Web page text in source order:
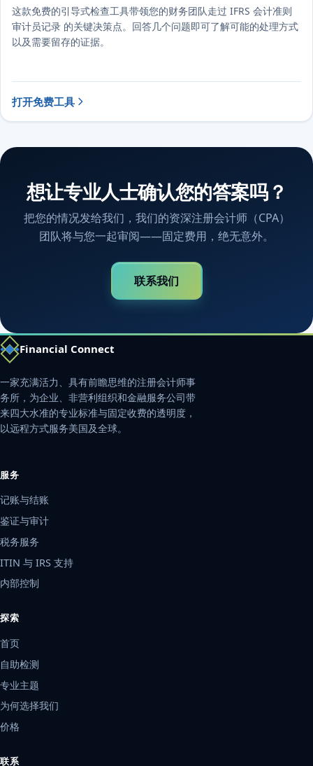
这款免费的引导式检查工具带领您的财务团队走过 IFRS 会计准则
审计员记录 的关键决策点。回答几个问题即可了解可能的处理方式
以及需要留存的证据。
打开免费工具
想让专业人士确认您的答案吗？
把您的情况发给我们，我们的资深注册会计师（CPA）
团队将与您一起审阅——固定费用，绝无意外。
联系我们
Financial Connect
一家充满活力、具有前瞻思维的注册会计师事
务所，为企业、非营利组织和金融服务公司带
来四大水准的专业标准与固定收费的透明度，
以远程方式服务美国及全球。
服务
记账与结账
鉴证与审计
税务服务
ITIN 与 IRS 支持
内部控制
探索
首页
自助检测
专业主题
为何选择我们
价格
联系